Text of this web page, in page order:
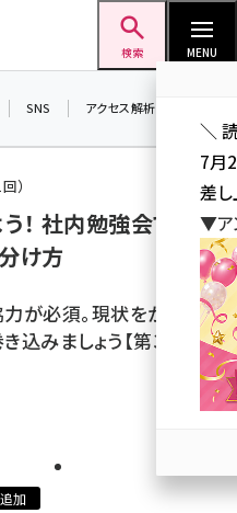
検索 MENU
SNS アクセス解析／データ分析
）
！ 社内勉強会で捕
け方
が必須。現状をかえる
みましょう【第3回】
加
＼
7月
差し
▼ア